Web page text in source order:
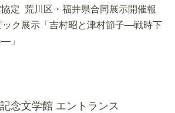
定 荒川区・福井県合同展示開催報
ク展示「吉村昭と津村節子―戦時下
」
念文学館 エントランス